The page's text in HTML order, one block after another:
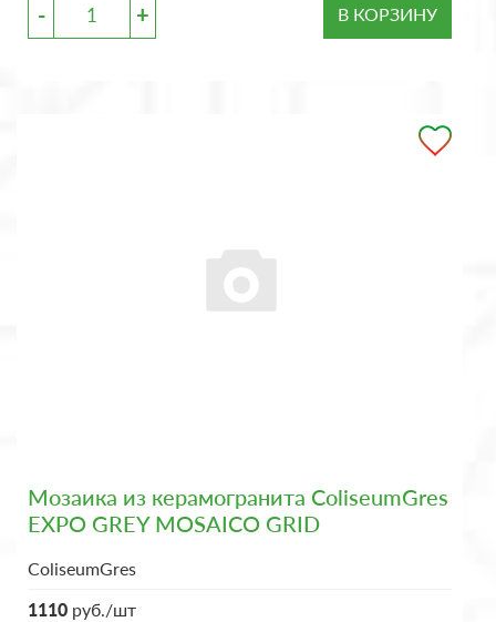
- + В КОРЗИНУ
Мозаика из керамогранита ColiseumGres
EXPO GREY MOSAICO GRID
ColiseumGres
1110 руб./шт